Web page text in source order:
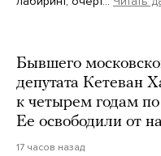
Бывшего
депутата Кетеван
к четырем годам
Ее освободили от
17 часов назад